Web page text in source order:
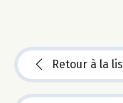
Retour à la